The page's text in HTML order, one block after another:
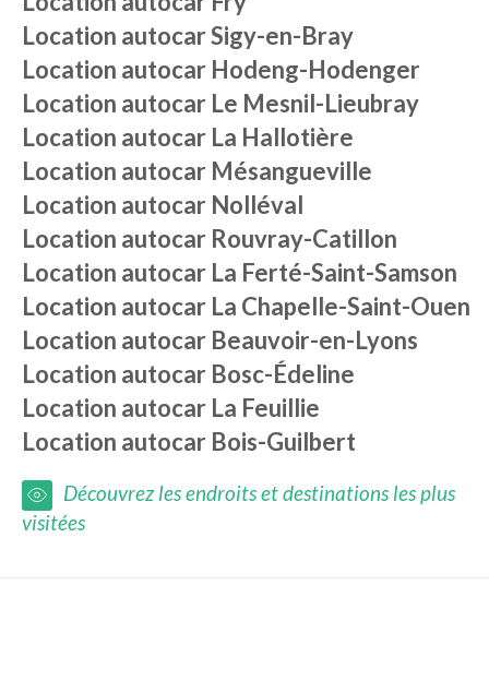
Location autocarSigy-en-Bray
Location autocar Hodeng-Hodenger
Location autocar Le Mesnil-Lieubray
Location autocar La Hallotière
Location autocar Mésangueville
Location autocar Nolléval
Location autocar Rouvray-Catillon
Location autocar La Ferté-Saint-Samson
Location autocar La Chapelle-Saint-Ouen
Location autocar Beauvoir-en-Lyons
Location autocar Bosc-Édeline
Location autocar La Feuillie
Location autocar Bois-Guilbert
Découvrez les endroits et destinations les plus
visitées